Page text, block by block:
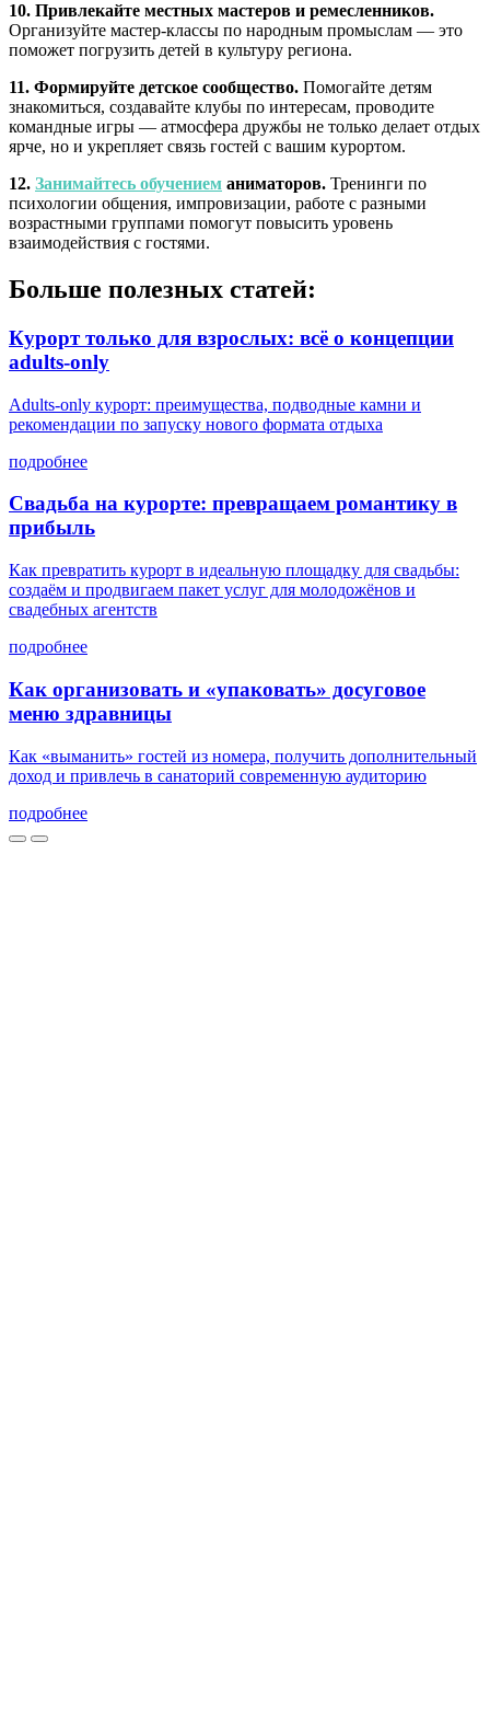
10. Привлекайте местных мастеров и ремесленников.
Организуйте мастер-классы по народным промыслам — это
поможет погрузить детей в культуру региона.
11. Формируйте детское сообщество. Помогайте детям
знакомиться, создавайте клубы по интересам, проводите
командные игры — атмосфера дружбы не только делает отдых
ярче, но и укрепляет связь гостей с вашим курортом.
12. Занимайтесь обучением аниматоров. Тренинги по
психологии общения, импровизации, работе с разными
возрастными группами помогут повысить уровень
взаимодействия с гостями.
Больше полезных статей:
Курорт только для взрослых: всё о концепции
adults-only
Adults-only курорт: преимущества, подводные камни и
рекомендации по запуску нового формата отдыха
подробнее
Свадьба на курорте: превращаем романтику в
прибыль
Как превратить курорт в идеальную площадку для свадьбы:
создаём и продвигаем пакет услуг для молодожёнов и
свадебных агентств
подробнее
Как организовать и «упаковать» досуговое
меню здравницы
Как «выманить» гостей из номера, получить дополнительный
доход и привлечь в санаторий современную аудиторию
подробнее